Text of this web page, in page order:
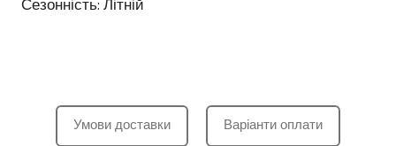
Сезонність: Літній
Умови доставки Варіанти оплати